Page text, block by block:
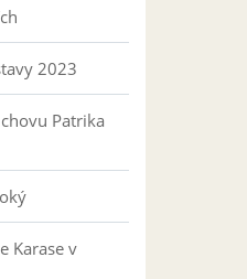
2023
Patrika
Karase v